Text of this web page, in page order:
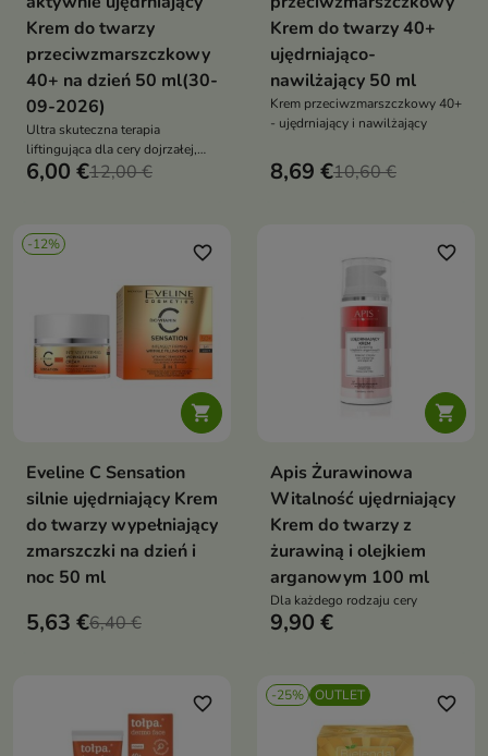
Krem do twarzy
przeciwzmarszczkowy
40+ na dzień 50 ml(30-
09-2026)
Ultra skuteczna terapia
liftingująca dla cery dojrzałej,
również wrażliwej
6,00 €12,00 €
Krem do twarzy 40+
ujędrniająco-
nawilżający 50 ml
Krem przeciwzmarszczkowy 40+
- ujędrniający i nawilżający
8,69 €10,60 €
-12%

favorite_border
Eveline C Sensation
silnie ujędrniający Krem
do twarzy wypełniający
zmarszczki na dzień i
noc 50 ml
5,63 €6,40 €

favorite_border
Apis Żurawinowa
Witalność ujędrniający
Krem do twarzy z
żurawiną i olejkiem
arganowym 100 ml
Dla każdego rodzaju cery
9,90 €
favorite_border -25% OUTLET favorite_border